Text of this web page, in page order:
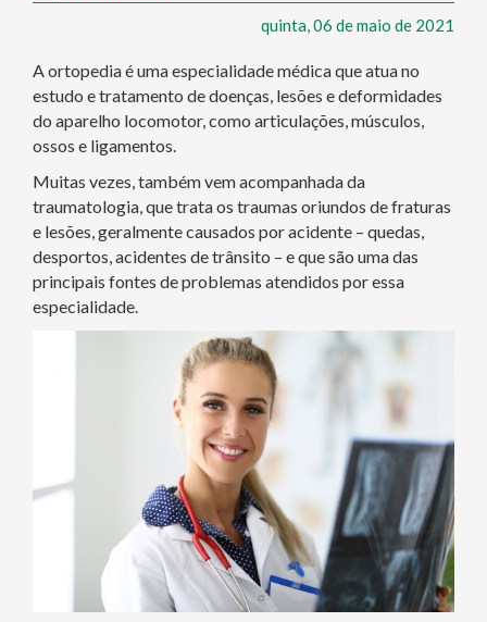
quinta, 06 de maio de 2021
A ortopedia é uma especialidade médica que atua no
estudo e tratamento de doenças, lesões e deformidades
do aparelho locomotor, como articulações, músculos,
ossos e ligamentos.
Muitas vezes, também vem acompanhada da
traumatologia, que trata os traumas oriundos de fraturas
e lesões, geralmente causados por acidente – quedas,
desportos, acidentes de trânsito – e que são uma das
principais fontes de problemas atendidos por essa
especialidade.